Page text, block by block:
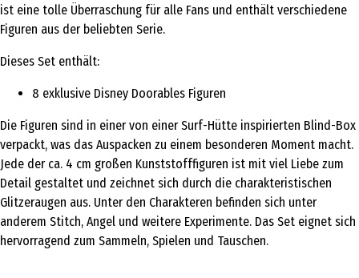
ist eine tolle Überraschung für alle Fans und enthält verschiedene
Figuren aus der beliebten Serie.
Dieses Set enthält:
8 exklusive Disney Doorables Figuren
Die Figuren sind in einer von einer Surf-Hütte inspirierten Blind-Box
verpackt, was das Auspacken zu einem besonderen Moment macht.
Jede der ca. 4 cm großen Kunststofffiguren ist mit viel Liebe zum
Detail gestaltet und zeichnet sich durch die charakteristischen
Glitzeraugen aus. Unter den Charakteren befinden sich unter
anderem Stitch, Angel und weitere Experimente. Das Set eignet sich
hervorragend zum Sammeln, Spielen und Tauschen.